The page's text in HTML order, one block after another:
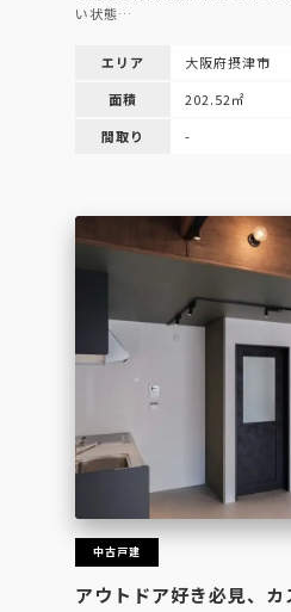
い状態…
エリア
大阪府摂津市
面積
202.52㎡
間取り
-
中古戸建
アウトドア好き必見、